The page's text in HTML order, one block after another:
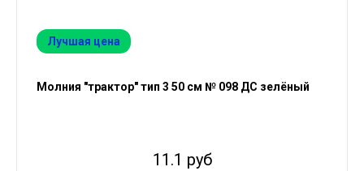
Лучшая цена
Молния "трактор" тип 3 50 см № 098 ДС зелёный
11.1 руб